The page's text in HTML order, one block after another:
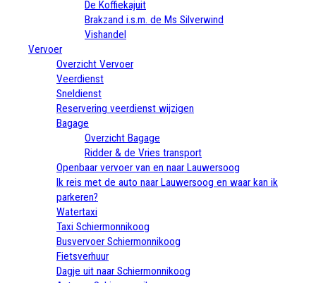
De Koffiekajuit
Brakzand i.s.m. de Ms Silverwind
Vishandel
Vervoer
Overzicht Vervoer
Veerdienst
Sneldienst
Reservering veerdienst wijzigen
Bagage
Overzicht Bagage
Ridder & de Vries transport
Openbaar vervoer van en naar Lauwersoog
Ik reis met de auto naar Lauwersoog en waar kan ik
parkeren?
Watertaxi
Taxi Schiermonnikoog
Busvervoer Schiermonnikoog
Fietsverhuur
Dagje uit naar Schiermonnikoog